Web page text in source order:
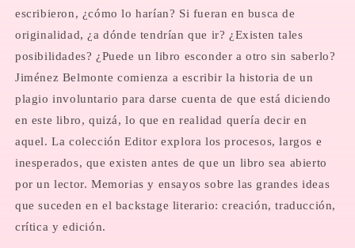
escribieron, ¿cómo lo harían? Si fueran en busca de
originalidad, ¿a dónde tendrían que ir? ¿Existen tales
posibilidades? ¿Puede un libro esconder a otro sin saberlo?
Jiménez Belmonte comienza a escribir la historia de un
plagio involuntario para darse cuenta de que está diciendo
en este libro, quizá, lo que en realidad quería decir en
aquel. La colección Editor explora los procesos, largos e
inesperados, que existen antes de que un libro sea abierto
por un lector. Memorias y ensayos sobre las grandes ideas
que suceden en el backstage literario: creación, traducción,
crítica y edición.